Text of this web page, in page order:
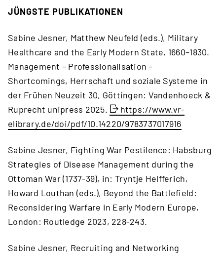
JÜNGSTE PUBLIKATIONEN
Sabine Jesner, Matthew Neufeld (eds.), Military
Healthcare and the Early Modern State, 1660–1830.
Management – Professionalisation –
Shortcomings, Herrschaft und soziale Systeme in
der Frühen Neuzeit 30, Göttingen: Vandenhoeck &
Ruprecht unipress 2025.
https://www.vr-
elibrary.de/doi/pdf/10.14220/9783737017916
Sabine Jesner, Fighting War Pestilence: Habsburg
Strategies of Disease Management during the
Ottoman War (1737-39), in: Tryntje Helfferich,
Howard Louthan (eds.), Beyond the Battlefield:
Reconsidering Warfare in Early Modern Europe,
London: Routledge 2023, 228-243.
Sabine Jesner, Recruiting and Networking